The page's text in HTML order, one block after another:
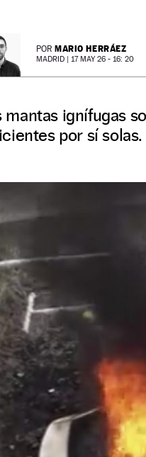
POR MARIO HERRÁEZ
MADRID | 17 MAY 26 - 16: 20
mantas ignífugas
por sí solas.